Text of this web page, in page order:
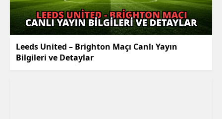
Leeds United – Brighton Maçı Canlı Yayın
Bilgileri ve Detaylar